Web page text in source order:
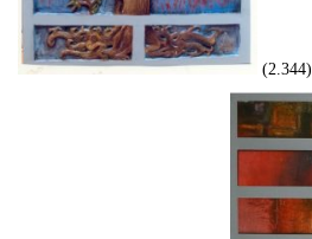
(2.344)